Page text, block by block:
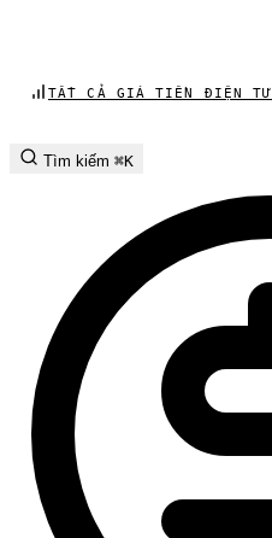
TẤT CẢ GIÁ TIỀN ĐIỆN TỬ
Tìm kiếm ⌘K